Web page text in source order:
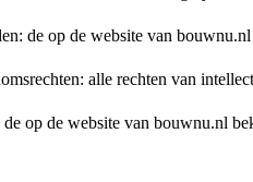
de op de website van
alle rechten van
op de website van bouwnu.nl